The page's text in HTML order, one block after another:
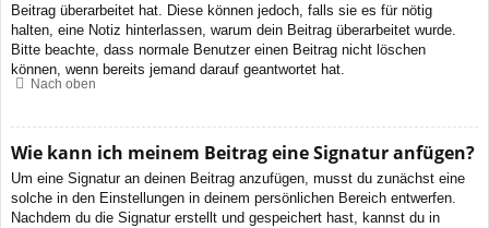
Beitrag überarbeitet hat. Diese können jedoch, falls sie es für nötig
halten, eine Notiz hinterlassen, warum dein Beitrag überarbeitet wurde.
Bitte beachte, dass normale Benutzer einen Beitrag nicht löschen
können, wenn bereits jemand darauf geantwortet hat.
Nach oben
Wie kann ich meinem Beitrag eine Signatur anfügen?
Um eine Signatur an deinen Beitrag anzufügen, musst du zunächst eine
solche in den Einstellungen in deinem persönlichen Bereich entwerfen.
Nachdem du die Signatur erstellt und gespeichert hast, kannst du in